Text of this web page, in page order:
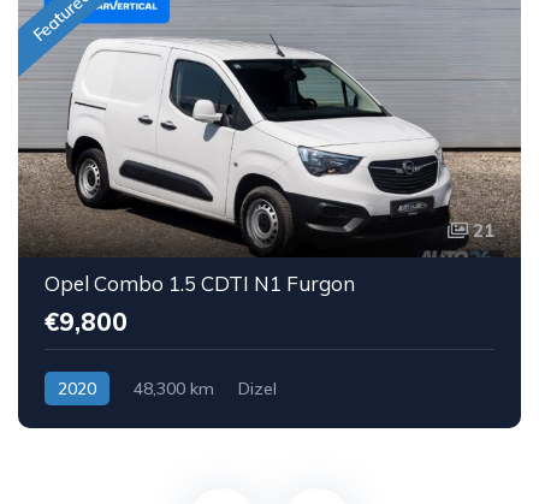
Featured
21
Opel Combo 1.5 CDTI N1 Furgon
€9,800
2020 48,300 km Dizel